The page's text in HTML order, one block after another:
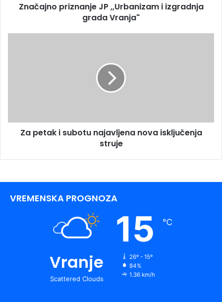
Značajno priznanje JP ,,Urbanizam i izgradnja
grada Vranja"
Za petak i subotu najavljena nova isključenja
struje
VREMENSKA PROGNOZA
Vranje
Scattered Clouds
15 ℃
26º - 15º
84%
1.36 km/h